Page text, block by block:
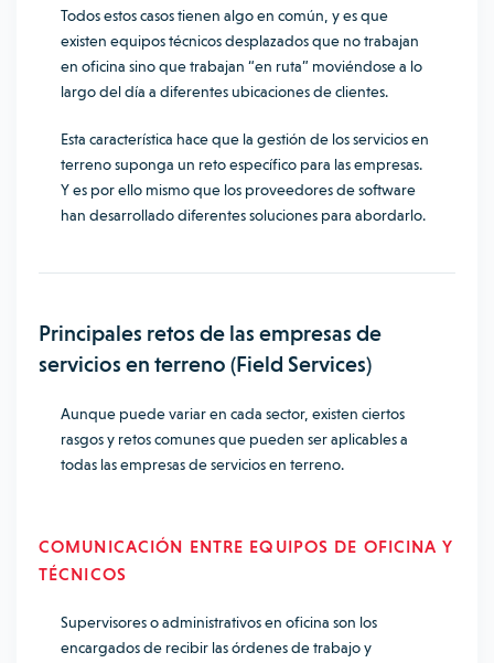
Todos estos casos tienen algo en común, y es que
existen equipos técnicos desplazados que no trabajan
en oficina sino que trabajan “en ruta” moviéndose a lo
largo del día a diferentes ubicaciones de clientes.
Esta característica hace que la gestión de los servicios en
terreno suponga un reto específico para las empresas.
Y es por ello mismo que los proveedores de software
han desarrollado diferentes soluciones para abordarlo.
Principales retos de las empresas de
servicios en terreno (Field Services)
Aunque puede variar en cada sector, existen ciertos
rasgos y retos comunes que pueden ser aplicables a
todas las empresas de servicios en terreno.
COMUNICACIÓN ENTRE EQUIPOS DE OFICINA Y
TÉCNICOS
Supervisores o administrativos en oficina son los
encargados de recibir las órdenes de trabajo y